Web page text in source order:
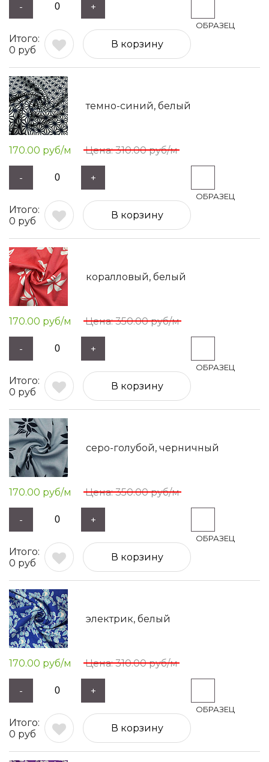
- +
0 руб
В корзину
темно-синий, белый
170.00 руб/м 310.00руб/м
- +
0 руб
В корзину
коралловый, белый
170.00 руб/м 350.00руб/м
- +
0 руб
В корзину
серо-голубой, черничный
170.00 руб/м 350.00руб/м
- +
0 руб
В корзину
электрик, белый
170.00 руб/м 310.00руб/м
- +
0 руб
В корзину